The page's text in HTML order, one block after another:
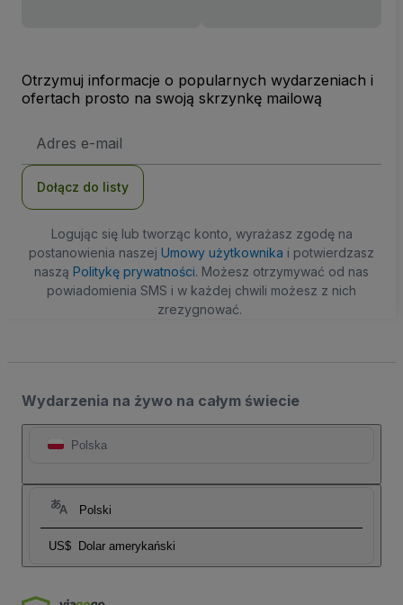
Otrzymuj informacje o popularnych wydarzeniach i
ofertach prosto na swoją skrzynkę mailową
e-
Dołącz do listy
Logując się lub tworząc konto, wyrażasz zgodę na
postanowienia naszej Umowy użytkownika i potwierdzasz
naszą Politykę prywatności. Możesz otrzymywać od nas
powiadomienia SMS i w każdej chwili możesz z nich
zrezygnować.
Wydarzenia na żywo na całym świecie
Polska
Polski
US$ Dolar amerykański